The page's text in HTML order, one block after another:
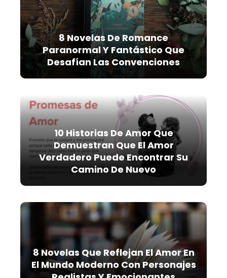
8 Novelas De Romance
Paranormal Y Fantástico Que
Desafían Las Convenciones
10 Historias De Amor Que
Demuestran Que El Amor
Verdadero Puede Encontrar Su
Camino De Nuevo
8 Novelas Que Reflejan El Amor En
El Mundo Moderno Con Personajes